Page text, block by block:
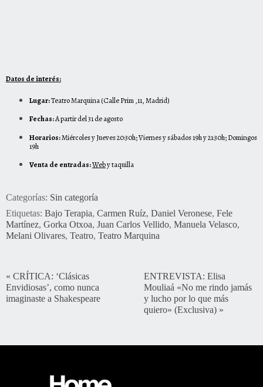
Datos de interés:
Lugar:Teatro Marquina (Calle Prim ,11, Madrid)
Fechas:A partir del 31 de agosto
Horarios:Miércoles y Jueves 20:30h; Viernes y sábados 19h y 21:30h; Domingos
19h
Venta de entradas:Weby taquilla
Categorías: Sin categoría
Etiquetas: Bajo Terapia, Carmen Ruíz, Daniel Veronese, Fele
Martínez, Gorka Otxoa, Juan Carlos Vellido, Manuela Velasco,
Melani Olivares, Teatro, Teatro Marquina
« CRÍTICA: ‘Clásicas
Envidiosas’, como nunca
imaginaste a Shakespeare
ENTREVISTA: Elisa
Mouliaá «No me rindo jamás
y lucho por lo que más
quiero» (Exclusiva) »